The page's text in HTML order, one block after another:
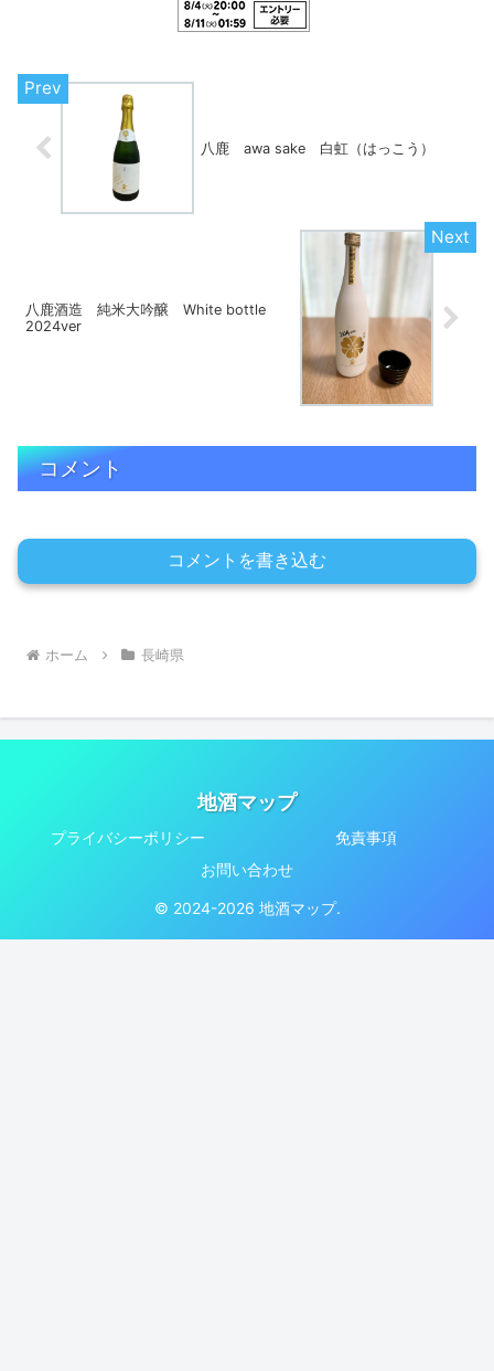
八鹿 awa sake 白虹（はっこう）
八鹿酒造 純米大吟醸 White bottle
2024ver
コメント
コメントを書き込む
ホーム 長崎県
地酒マップ
プライバシーポリシー
免責事項
お問い合わせ
© 2024-2026 地酒マップ.